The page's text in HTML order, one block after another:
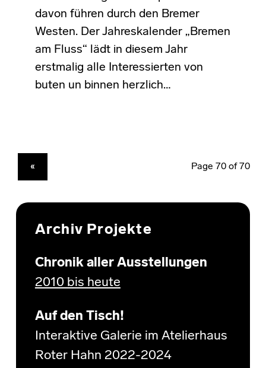
davon führen durch den Bremer
Westen. Der Jahreskalender „Bremen
am Fluss“ lädt in diesem Jahr
erstmalig alle Interessierten von
buten un binnen herzlich…
«
Archiv Projekte
Chronik aller Ausstellungen
2010 bis heute
Auf den Tisch!
Interaktive Galerie im Atelierhaus
Roter Hahn 2022-2024